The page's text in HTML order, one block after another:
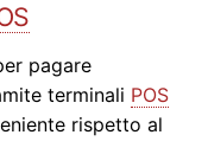
pagare
terminali POS
rispetto al